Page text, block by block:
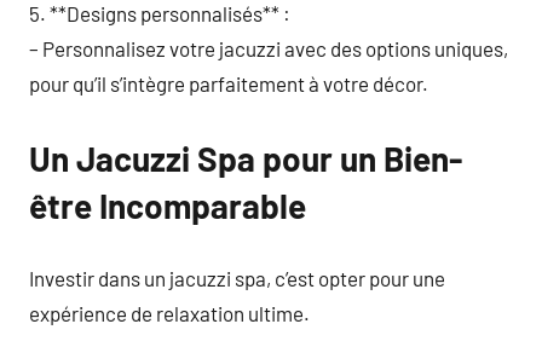
5. **Designs personnalisés** :
– Personnalisez votre jacuzzi avec des options uniques,
pour qu’il s’intègre parfaitement à votre décor.
Un Jacuzzi Spa pour un Bien-
être Incomparable
Investir dans un jacuzzi spa, c’est opter pour une
expérience de relaxation ultime.